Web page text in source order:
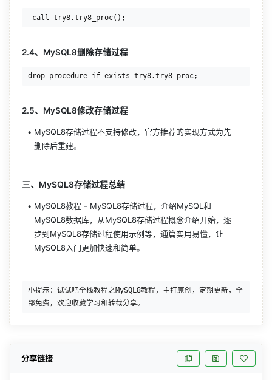
2.4、MySQL8删除存储过程
2.5、MySQL8修改存储过程
MySQL8存储过程不支持修改，官方推荐的实现方式为先
删除后重建。
三、MySQL8存储过程总结
MySQL8教程 - MySQL8存储过程，介绍MySQL和
MySQL8数据库，从MySQL8存储过程概念介绍开始，逐
步到MySQL8存储过程使用示例等，通篇实用易懂，让
MySQL8入门更加快速和简单。
小提示：试试吧全栈教程之MySQL8教程，主打原创，定期更新，全
分享链接